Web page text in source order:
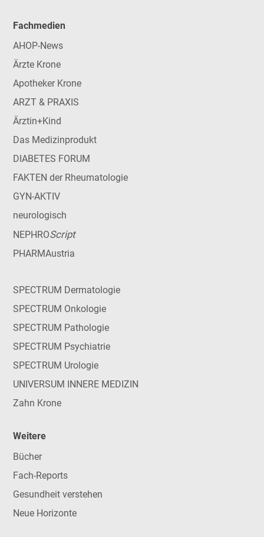
Fachmedien
AHOP-News
Ärzte Krone
Apotheker Krone
ARZT & PRAXIS
Ärztin+Kind
Das Medizinprodukt
DIABETES FORUM
FAKTEN der Rheumatologie
GYN-AKTIV
neurologisch
NEPHROScript
PHARMAustria
SPECTRUM Dermatologie
SPECTRUM Onkologie
SPECTRUM Pathologie
SPECTRUM Psychiatrie
SPECTRUM Urologie
UNIVERSUM INNERE MEDIZIN
Zahn Krone
Weitere
Bücher
Fach-Reports
Gesundheit verstehen
Neue Horizonte